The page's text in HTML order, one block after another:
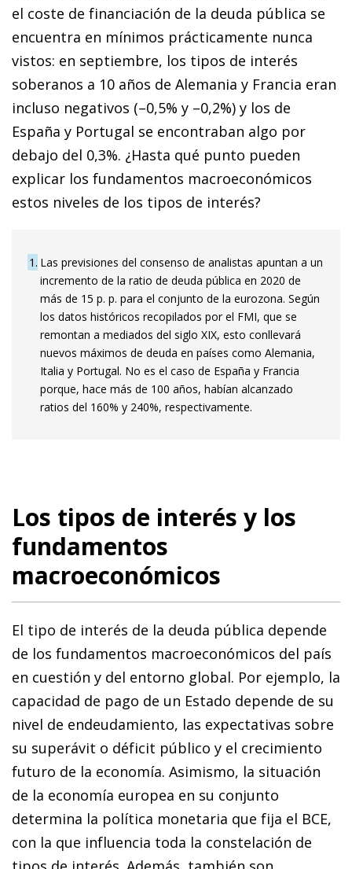
el coste de financiación de la deuda pública se
encuentra en mínimos prácticamente nunca
vistos: en septiembre, los tipos de interés
soberanos a 10 años de Alemania y Francia eran
incluso negativos (–0,5% y –0,2%) y los de
España y Portugal se encontraban algo por
debajo del 0,3%. ¿Hasta qué punto pueden
explicar los fundamentos macroeconómicos
estos niveles de los tipos de interés?
1 Las previsiones del consenso de analistas apuntan a un
incremento de la ratio de deuda pública en 2020 de
más de 15 p. p. para el conjunto de la eurozona. Según
los datos históricos recopilados por el FMI, que se
remontan a mediados del siglo XIX, esto conllevará
nuevos máximos de deuda en países como Alemania,
Italia y Portugal. No es el caso de España y Francia
porque, hace más de 100 años, habían alcanzado
ratios del 160% y 240%, respectivamente.
Los tipos de interés y los
fundamentos
macroeconómicos
El tipo de interés de la deuda pública depende
de los fundamentos macroeconómicos del país
en cuestión y del entorno global. Por ejemplo, la
capacidad de pago de un Estado depende de su
nivel de endeudamiento, las expectativas sobre
su superávit o déficit público y el crecimiento
futuro de la economía. Asimismo, la situación
de la economía europea en su conjunto
determina la política monetaria que fija el BCE,
con la que influencia toda la constelación de